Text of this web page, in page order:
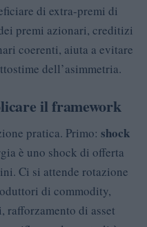
di extra-premi di
premi azionari, creditizi
coerenti, aiuta a evitare
dell’asimmetria.
il framework
pratica. Primo: shock
è uno shock di offerta
Ci si attende rotazione
di commodity,
di asset